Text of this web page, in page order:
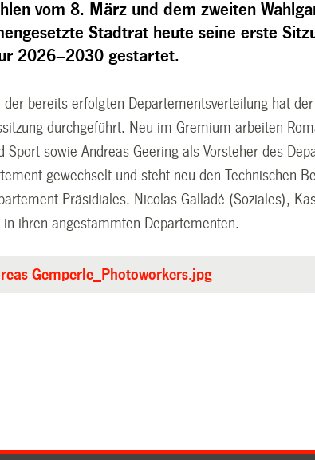
vom 8. März und dem zweiten
Stadtrat heute seine erste
2026–2030 gestartet.
bereits erfolgten Departementsverteilung hat
durchgeführt. Neu im Gremium arbeiten
Sport sowie Andreas Geering als Vorsteher des
gewechselt und steht neu den Technischen
Präsidiales. Nicolas Galladé (Soziales),
ihren angestammten Departementen.
Gemperle_Photoworkers.jpg